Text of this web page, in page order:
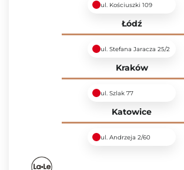
ul. Kościuszki 109
Łódź
ul. Stefana Jaracza 25/2
Kraków
ul. Szlak 77
Katowice
ul. Andrzeja 2/60